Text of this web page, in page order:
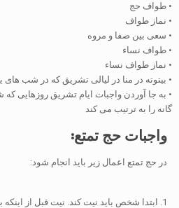
• طواف حج
• نماز طواف
• سعی بین صفا و مروه
• طواف نساء
• نماز طواف نساء
• بیتوته در منا در لیالی تشریق که در شب‌
• به جا آوردن واجبات ایام تشریق روزهایی
گانه را به ترتیب می کند
واجبات حج تمتع:
در حج تمتع اعمال زیر باید انجام شود:
1. ابتدا شخص باید نیت کند. نیت قبل از